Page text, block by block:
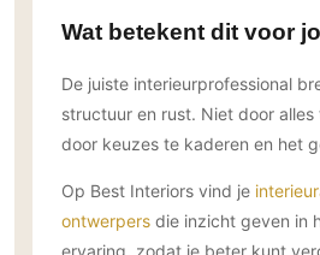
Wat betekent dit voor
De juiste interieurprofessional
structuur en rust. Niet door
door keuzes te kaderen en het
Op Best Interiors vind je
ontwerpers die inzicht geven in
ervaring, zodat je beter kunt